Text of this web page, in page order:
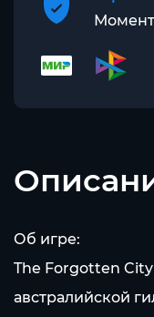
Об игре:
The Forgotten
австралийской